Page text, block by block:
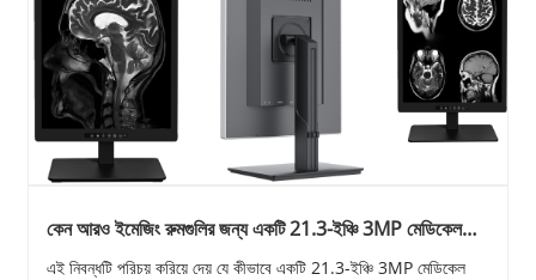
কেন আরও ইমেজিং রুমগুলির জন্য একটি 21.3-ইঞ্চি 3MP মেডিকেল
এই নিবন্ধটি পরিচয় করিয়ে দেয় যে কীভাবে একটি 21.3-ইঞ্চি 3MP মেডিকেল